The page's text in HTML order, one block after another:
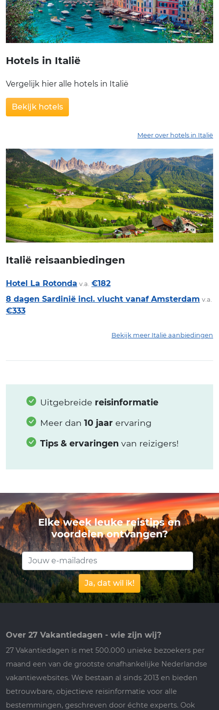
Hotels in Italië
Vergelijk hier alle hotels in Italië
Bekijk hotels
Meer over hotels in Italië
Italië reisaanbiedingen
Hotel La Rotonda v.a. €182
8 dagen Sardinië incl. vlucht vanaf Amsterdam v.a.
€333
Bekijk meer Italië aanbiedingen
Uitgebreide reisinformatie
Meer dan 10 jaar ervaring
Tips & ervaringen van reizigers!
Elke week leuke reistips en
voordelen ontvangen?
Ja, dat wil ik!
Over 27 Vakantiedagen - wie zijn wij?
27 Vakantiedagen is met 500.000 unieke bezoekers per
maand een van de grootste onafhankelijke Nederlandse
vakantiewebsites. We bestaan al sinds 2013 en bieden
betrouwbare, objectieve reisinformatie voor alle
bestemmingen, geschreven door échte experts. Ook